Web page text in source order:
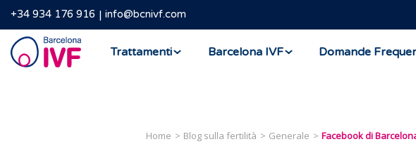
+34 934 176 916 info@bcnivf.com
Barcelona
IVF
Trattamenti Barcelona IVF Domande
Home Blog sulla fertilità Generale Facebook di